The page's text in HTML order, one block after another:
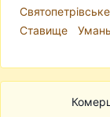
Святопетрівське
Ставище
Умань